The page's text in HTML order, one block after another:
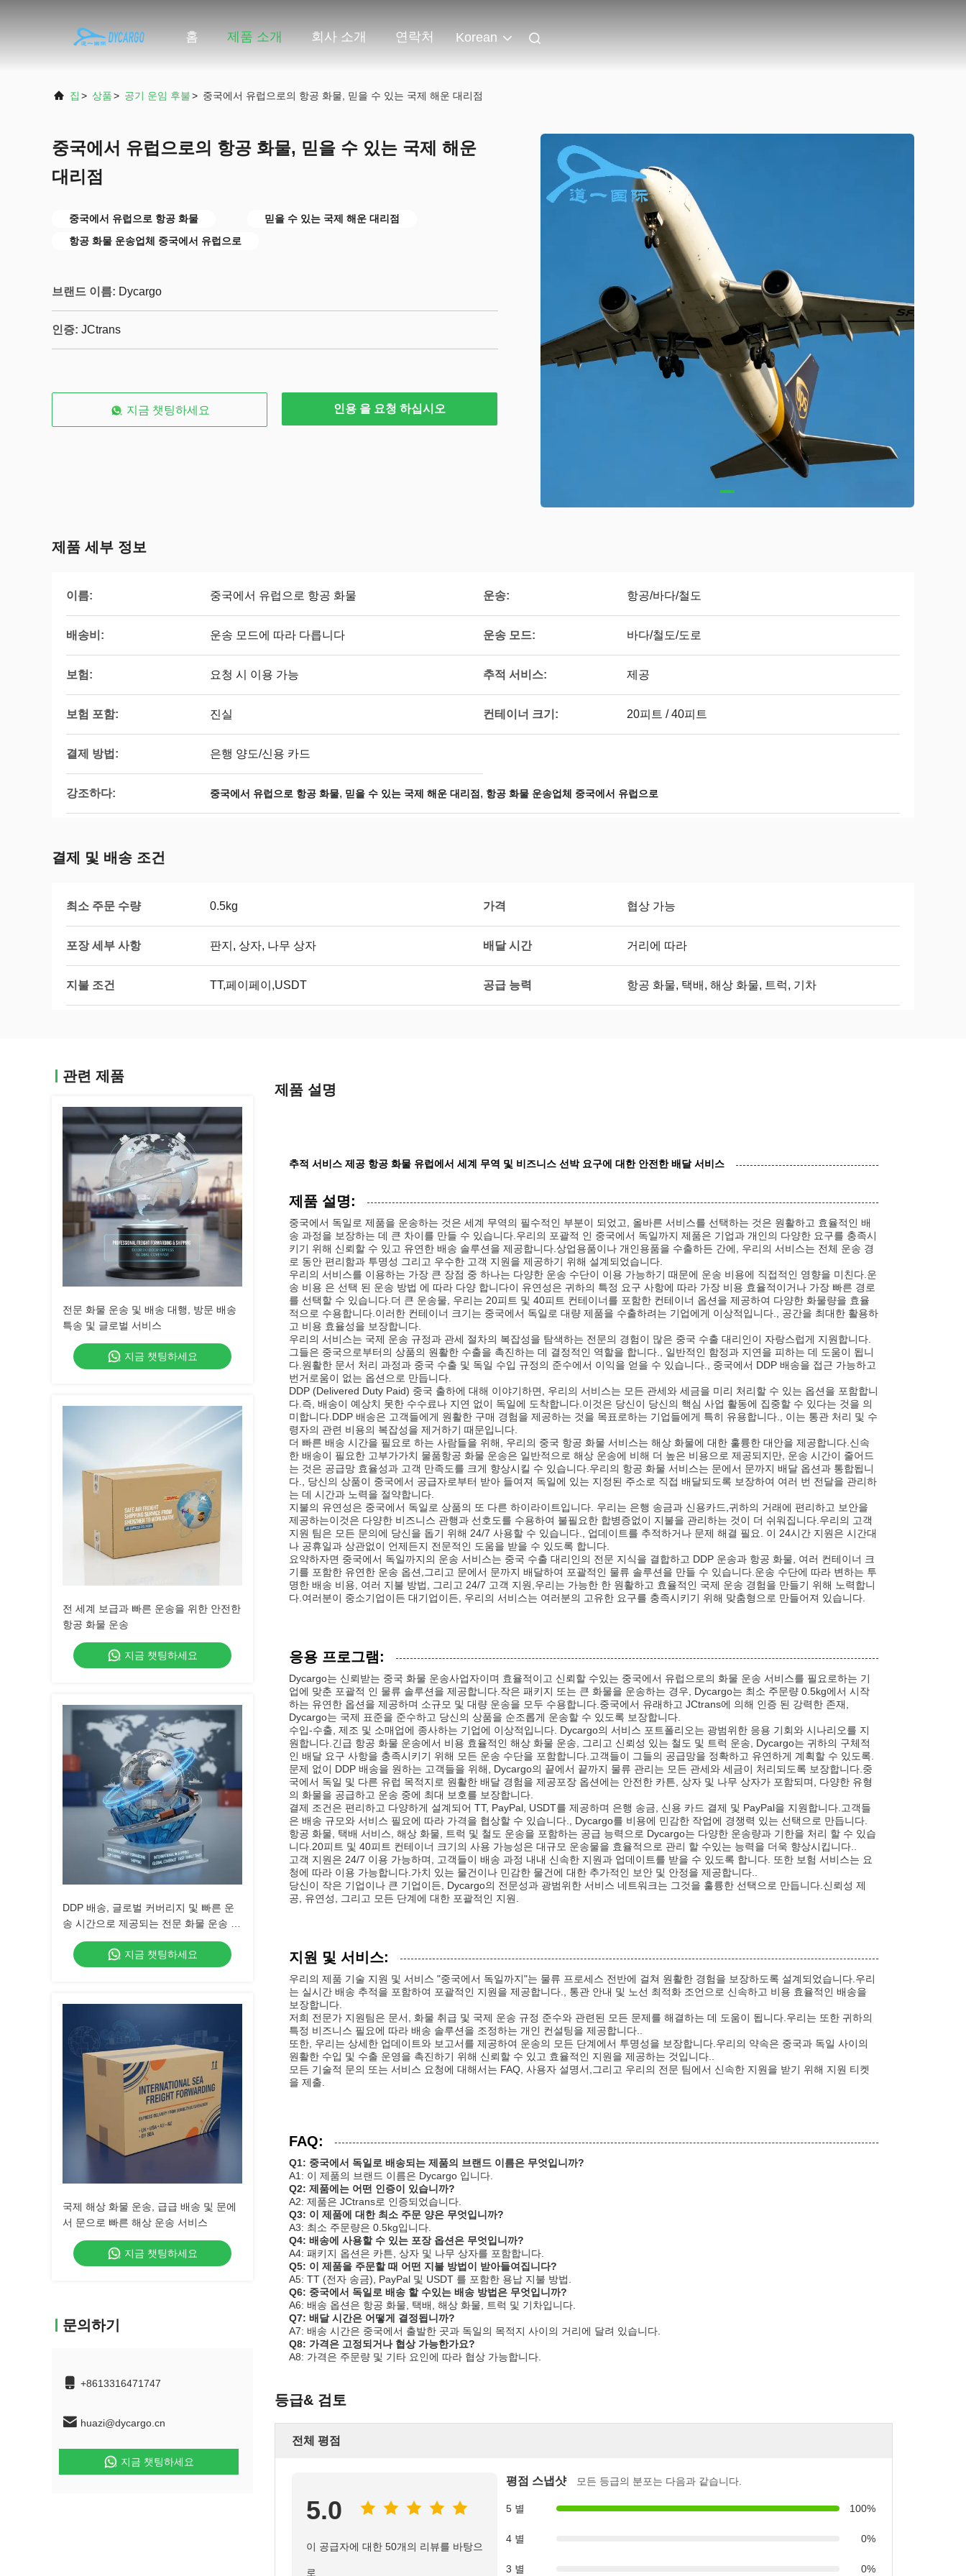
홈 제품 소개 회사 소개 연락처 Korean
집 > 상품> 공기 운임 후불> 중국에서 유럽으로의 항공 화물, 믿을 수 있는 국제 해운 대리점
중국에서 유럽으로의 항공 화물, 믿을 수 있는 국제 해운
대리점
중국에서 유럽으로 항공 화물
믿을 수 있는 국제 해운 대리점
항공 화물 운송업체 중국에서 유럽으로
브랜드 이름: Dycargo
인증: JCtrans
지금 챗팅하세요 인용 을 요청 하십시오
제품 세부 정보
이름: 중국에서 유럽으로 항공 화물 운송: 항공/바다/철도
배송비: 운송 모드에 따라 다릅니다 운송 모드: 바다/철도/도로
보험: 요청 시 이용 가능 추적 서비스: 제공
보험 포함: 진실 컨테이너 크기: 20피트 / 40피트
결제 방법: 은행 양도/신용 카드
강조하다: 중국에서 유럽으로 항공 화물, 믿을 수 있는 국제 해운 대리점 , 항공 화물 운송업체 중국에서 유럽으로
결제 및 배송 조건
최소 주문 수량 0.5kg 가격 협상 가능
포장 세부 사항 판지, 상자, 나무 상자 배달 시간 거리에 따라
지불 조건 TT,페이페이,USDT 공급 능력 항공 화물, 택배, 해상 화물, 트럭, 기차
관련 제품
전문 화물 운송 및 배송 대행, 방문 배송
특송 및 글로벌 서비스
지금 챗팅하세요
전 세계 보급과 빠른 운송을 위한 안전한
항공 화물 운송
지금 챗팅하세요
DDP 배송, 글로벌 커버리지 및 빠른 운
송 시간으로 제공되는 전문 화물 운송 및
국제 배송 서비스
지금 챗팅하세요
국제 해상 화물 운송, 급급 배송 및 문에
서 문으로 빠른 해상 운송 서비스
지금 챗팅하세요
문의하기
+8613316471747
huazi@dycargo.cn
지금 챗팅하세요
제품 설명
추적 서비스 제공 항공 화물 유럽에서 세계 무역 및 비즈니스 선박 요구에 대한 안전한 배달 서비스
제품 설명:
중국에서 독일로 제품을 운송하는 것은 세계 무역의 필수적인 부분이 되었고, 올바른 서비스를 선택하는 것은 원활하고 효율적인 배
송 과정을 보장하는 데 큰 차이를 만들 수 있습니다.우리의 포괄적 인 중국에서 독일까지 제품은 기업과 개인의 다양한 요구를 충족시
키기 위해 신뢰할 수 있고 유연한 배송 솔루션을 제공합니다.상업용품이나 개인용품을 수출하든 간에, 우리의 서비스는 전체 운송 경
로 동안 편리함과 투명성 그리고 우수한 고객 지원을 제공하기 위해 설계되었습니다.
우리의 서비스를 이용하는 가장 큰 장점 중 하나는 다양한 운송 수단이 이용 가능하기 때문에 운송 비용에 직접적인 영향을 미친다.운
송 비용 은 선택 된 운송 방법 에 따라 다양 합니다이 유연성은 귀하의 특정 요구 사항에 따라 가장 비용 효율적이거나 가장 빠른 경로
를 선택할 수 있습니다.더 큰 운송물, 우리는 20피트 및 40피트 컨테이너를 포함한 컨테이너 옵션을 제공하여 다양한 화물량을 효율
적으로 수용합니다.이러한 컨테이너 크기는 중국에서 독일로 대량 제품을 수출하려는 기업에게 이상적입니다., 공간을 최대한 활용하
고 비용 효율성을 보장합니다.
우리의 서비스는 국제 운송 규정과 관세 절차의 복잡성을 탐색하는 전문의 경험이 많은 중국 수출 대리인이 자랑스럽게 지원합니다.
그들은 중국으로부터의 상품의 원활한 수출을 촉진하는 데 결정적인 역할을 합니다., 일반적인 함정과 지연을 피하는 데 도움이 됩니
다.원활한 문서 처리 과정과 중국 수출 및 독일 수입 규정의 준수에서 이익을 얻을 수 있습니다., 중국에서 DDP 배송을 접근 가능하고
번거로움이 없는 옵션으로 만듭니다.
DDP (Delivered Duty Paid) 중국 출하에 대해 이야기하면, 우리의 서비스는 모든 관세와 세금을 미리 처리할 수 있는 옵션을 포함합니
다.즉, 배송이 예상치 못한 수수료나 지연 없이 독일에 도착합니다.이것은 당신이 당신의 핵심 사업 활동에 집중할 수 있다는 것을 의
미합니다.DDP 배송은 고객들에게 원활한 구매 경험을 제공하는 것을 목표로하는 기업들에게 특히 유용합니다., 이는 통관 처리 및 수
령자의 관련 비용의 복잡성을 제거하기 때문입니다.
더 빠른 배송 시간을 필요로 하는 사람들을 위해, 우리의 중국 항공 화물 서비스는 해상 화물에 대한 훌륭한 대안을 제공합니다.신속
한 배송이 필요한 고부가가치 물품항공 화물 운송은 일반적으로 해상 운송에 비해 더 높은 비용으로 제공되지만, 운송 시간이 줄어드
는 것은 공급망 효율성과 고객 만족도를 크게 향상시킬 수 있습니다.우리의 항공 화물 서비스는 문에서 문까지 배달 옵션과 통합됩니
다., 당신의 상품이 중국에서 공급자로부터 받아 들여져 독일에 있는 지정된 주소로 직접 배달되도록 보장하여 여러 번 전달을 관리하
는 데 시간과 노력을 절약합니다.
지불의 유연성은 중국에서 독일로 상품의 또 다른 하이라이트입니다. 우리는 은행 송금과 신용카드,귀하의 거래에 편리하고 보안을
제공하는이것은 다양한 비즈니스 관행과 선호도를 수용하여 불필요한 합병증없이 지불을 관리하는 것이 더 쉬워집니다.우리의 고객
지원 팀은 모든 문의에 당신을 돕기 위해 24/7 사용할 수 있습니다., 업데이트를 추적하거나 문제 해결 필요. 이 24시간 지원은 시간대
나 공휴일과 상관없이 언제든지 전문적인 도움을 받을 수 있도록 합니다.
요약하자면 중국에서 독일까지의 운송 서비스는 중국 수출 대리인의 전문 지식을 결합하고 DDP 운송과 항공 화물, 여러 컨테이너 크
기를 포함한 유연한 운송 옵션,그리고 문에서 문까지 배달하여 포괄적인 물류 솔루션을 만들 수 있습니다.운송 수단에 따라 변하는 투
명한 배송 비용, 여러 지불 방법, 그리고 24/7 고객 지원,우리는 가능한 한 원활하고 효율적인 국제 운송 경험을 만들기 위해 노력합니
다.여러분이 중소기업이든 대기업이든, 우리의 서비스는 여러분의 고유한 요구를 충족시키기 위해 맞춤형으로 만들어져 있습니다.
응용 프로그램:
Dycargo는 신뢰받는 중국 화물 운송사업자이며 효율적이고 신뢰할 수있는 중국에서 유럽으로의 화물 운송 서비스를 필요로하는 기
업에 맞춘 포괄적 인 물류 솔루션을 제공합니다.작은 패키지 또는 큰 화물을 운송하는 경우, Dycargo는 최소 주문량 0.5kg에서 시작
하는 유연한 옵션을 제공하며 소규모 및 대량 운송을 모두 수용합니다.중국에서 유래하고 JCtrans에 의해 인증 된 강력한 존재,
Dycargo는 국제 표준을 준수하고 당신의 상품을 순조롭게 운송할 수 있도록 보장합니다.
수입-수출, 제조 및 소매업에 종사하는 기업에 이상적입니다. Dycargo의 서비스 포트폴리오는 광범위한 응용 기회와 시나리오를 지
원합니다.긴급 항공 화물 운송에서 비용 효율적인 해상 화물 운송, 그리고 신뢰성 있는 철도 및 트럭 운송, Dycargo는 귀하의 구체적
인 배달 요구 사항을 충족시키기 위해 모든 운송 수단을 포함합니다.고객들이 그들의 공급망을 정확하고 유연하게 계획할 수 있도록.
문제 없이 DDP 배송을 원하는 고객들을 위해, Dycargo의 끝에서 끝까지 물류 관리는 모든 관세와 세금이 처리되도록 보장합니다.중
국에서 독일 및 다른 유럽 목적지로 원활한 배달 경험을 제공포장 옵션에는 안전한 카튼, 상자 및 나무 상자가 포함되며, 다양한 유형
의 화물을 공급하고 운송 중에 최대 보호를 보장합니다.
결제 조건은 편리하고 다양하게 설계되어 TT, PayPal, USDT를 제공하며 은행 송금, 신용 카드 결제 및 PayPal을 지원합니다.고객들
은 배송 규모와 서비스 필요에 따라 가격을 협상할 수 있습니다., Dycargo를 비용에 민감한 작업에 경쟁력 있는 선택으로 만듭니다.
항공 화물, 택배 서비스, 해상 화물, 트럭 및 철도 운송을 포함하는 공급 능력으로 Dycargo는 다양한 운송량과 기한을 처리 할 수 있습
니다.20피트 및 40피트 컨테이너 크기의 사용 가능성은 대규모 운송물을 효율적으로 관리 할 수있는 능력을 더욱 향상시킵니다..
고객 지원은 24/7 이용 가능하며, 고객들이 배송 과정 내내 신속한 지원과 업데이트를 받을 수 있도록 합니다. 또한 보험 서비스는 요
청에 따라 이용 가능합니다.가치 있는 물건이나 민감한 물건에 대한 추가적인 보안 및 안정을 제공합니다..
당신이 작은 기업이나 큰 기업이든, Dycargo의 전문성과 광범위한 서비스 네트워크는 그것을 훌륭한 선택으로 만듭니다.신뢰성 제
공, 유연성, 그리고 모든 단계에 대한 포괄적인 지원.
지원 및 서비스:
우리의 제품 기술 지원 및 서비스 "중국에서 독일까지"는 물류 프로세스 전반에 걸쳐 원활한 경험을 보장하도록 설계되었습니다.우리
는 실시간 배송 추적을 포함하여 포괄적인 지원을 제공합니다., 통관 안내 및 노선 최적화 조언으로 신속하고 비용 효율적인 배송을
보장합니다.
저희 전문가 지원팀은 문서, 화물 취급 및 국제 운송 규정 준수와 관련된 모든 문제를 해결하는 데 도움이 됩니다.우리는 또한 귀하의
특정 비즈니스 필요에 따라 배송 솔루션을 조정하는 개인 컨설팅을 제공합니다..
또한, 우리는 상세한 업데이트와 보고서를 제공하여 운송의 모든 단계에서 투명성을 보장합니다.우리의 약속은 중국과 독일 사이의
원활한 수입 및 수출 운영을 촉진하기 위해 신뢰할 수 있고 효율적인 지원을 제공하는 것입니다..
모든 기술적 문의 또는 서비스 요청에 대해서는 FAQ, 사용자 설명서,그리고 우리의 전문 팀에서 신속한 지원을 받기 위해 지원 티켓
을 제출.
FAQ:
Q1: 중국에서 독일로 배송되는 제품의 브랜드 이름은 무엇입니까?
A1: 이 제품의 브랜드 이름은 Dycargo 입니다.
Q2: 제품에는 어떤 인증이 있습니까?
A2: 제품은 JCtrans로 인증되었습니다.
Q3: 이 제품에 대한 최소 주문 양은 무엇입니까?
A3: 최소 주문량은 0.5kg입니다.
Q4: 배송에 사용할 수 있는 포장 옵션은 무엇입니까?
A4: 패키지 옵션은 카튼, 상자 및 나무 상자를 포함합니다.
Q5: 이 제품을 주문할 때 어떤 지불 방법이 받아들여집니다?
A5: TT (전자 송금), PayPal 및 USDT 를 포함한 용납 지불 방법.
Q6: 중국에서 독일로 배송 할 수있는 배송 방법은 무엇입니까?
A6: 배송 옵션은 항공 화물, 택배, 해상 화물, 트럭 및 기차입니다.
Q7: 배달 시간은 어떻게 결정됩니까?
A7: 배송 시간은 중국에서 출발한 곳과 독일의 목적지 사이의 거리에 달려 있습니다.
Q8: 가격은 고정되거나 협상 가능한가요?
A8: 가격은 주문량 및 기타 요인에 따라 협상 가능합니다.
등급& 검토
전체 평점
5.0
이 공급자에 대한 50개의 리뷰를 바탕으
로
평점 스냅샷 모든 등급의 분포는 다음과 같습니다.
5 별 100%
4 별 0%
3 별 0%